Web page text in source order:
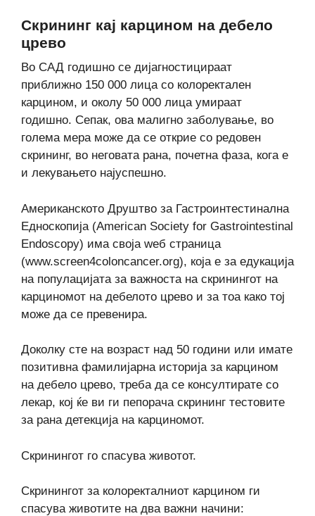
Скрининг кај карцином на дебело
црево
Во САД годишно се дијагностицираат
приближно 150 000 лица со колоректален
карцином, и околу 50 000 лица умираат
годишно. Сепак, ова малигно заболување, во
голема мера може да се открие со редовен
скрининг, во неговата рана, почетна фаза, кога е
и лекувањето најуспешно.
Американското Друштво за Гастроинтестинална
Едноскопија (American Society for Gastrointestinal
Endoscopy) има своја wеб страница
(www.screen4coloncancer.org), која е за едукација
на популацијата за важноста на скринингот на
карциномот на дебелото црево и за тоа како тој
може да се превенира.
Доколку сте на возраст над 50 години или имате
позитивна фамилијарна историја за карцином
на дебело црево, треба да се консултирате со
лекар, кој ќе ви ги пепорача скрининг тестовите
за рана детекција на карциномот.
Скринингот го спасува животот.
Скринингот за колоректалниот карцином ги
спасува животите на два важни начини: